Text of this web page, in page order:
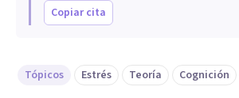
Copiar cita
Tópicos Estrés Teoría Cognición